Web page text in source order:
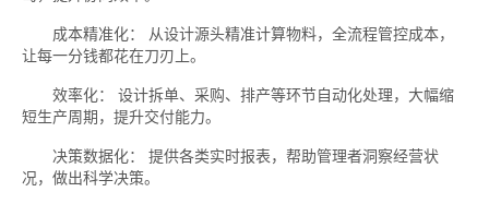
成本精准化： 从设计源头精准计算物料，全流程管控成本，
让每一分钱都花在刀刃上。
效率化： 设计拆单、采购、排产等环节自动化处理，大幅缩
短生产周期，提升交付能力。
决策数据化： 提供各类实时报表，帮助管理者洞察经营状
况，做出科学决策。